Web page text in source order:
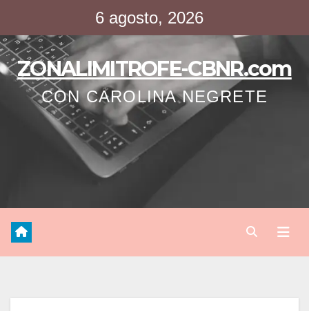
contenido
6 agosto, 2026
ZONALIMITROFE-CBNR.com
CON CAROLINA NEGRETE